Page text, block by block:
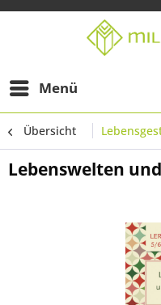
Menü
Übersicht
Lebenswelten